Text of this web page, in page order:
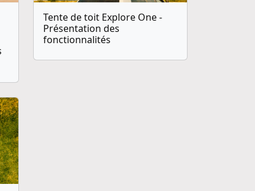
Tente de toit Explore One -
Présentation des
fonctionnalités